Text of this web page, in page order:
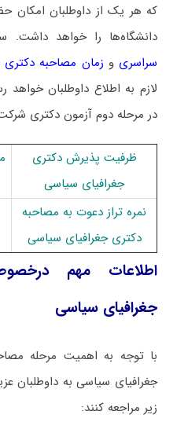
که هر یک از داوطلبان امکان
دانشگاه‌ها را خواهد
سراسری و زمان مصاحبه دکتری
لازم به اطلاع داوطلبان خواهد
در مرحله دوم آزمون دکتری
ظرفیت پذیرش دکتری
جغرافیای سیاسی
نمره تراز دعوت به مصاحبه
دکتری جغرافیای سیاسی
اطلاعات مهم
جغرافیای سیاسی
با توجه به اهمیت مرحله
جغرافیای سیاسی به داوطلبان
زیر مراجعه کنند: